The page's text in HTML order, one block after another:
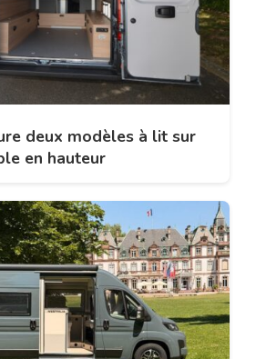
deux modèles à lit sur
en hauteur